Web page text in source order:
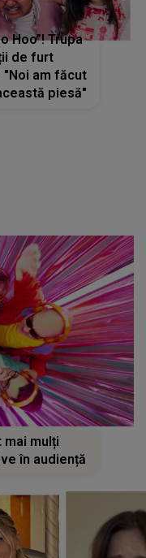
Hoo”! Trupa
de furt
"Noi am făcut
piesă"
mulți
în audiență